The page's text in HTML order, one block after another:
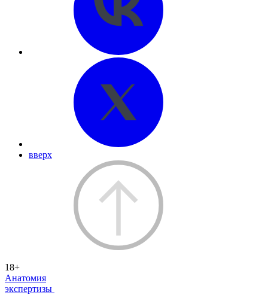
вверх
18+
Анатомия
экспертизы